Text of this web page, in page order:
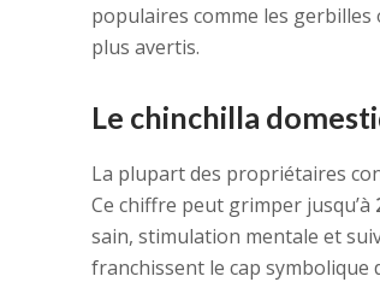
populaires comme les gerbilles
plus avertis.
Le chinchilla
La plupart des propriétaires
Ce chiffre peut grimper jusqu’à
sain, stimulation mentale et
franchissent le cap symbolique